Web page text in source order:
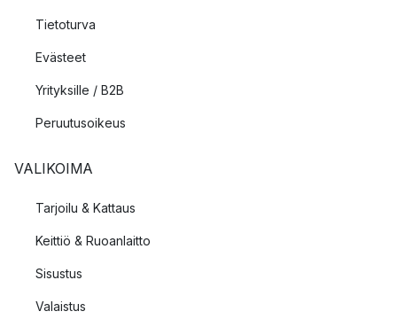
Tietoturva
Evästeet
Yrityksille / B2B
Peruutusoikeus
VALIKOIMA
Tarjoilu & Kattaus
Keittiö & Ruoanlaitto
Sisustus
Valaistus